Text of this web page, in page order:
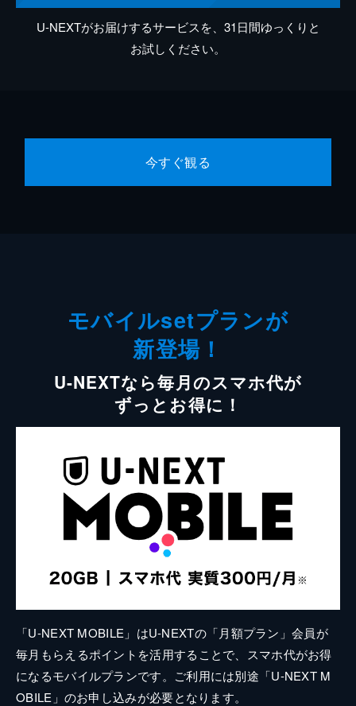
U-NEXTがお届けするサービスを、31日間ゆっくりと
お試しください。
今すぐ観る
モバイルsetプランが
新登場！
U-NEXTなら毎月のスマホ代が
ずっとお得に！
「U-NEXT MOBILE」はU-NEXTの「月額プラン」会員が
毎月もらえるポイントを活用することで、スマホ代がお得
になるモバイルプランです。ご利用には別途「U-NEXT M
OBILE」のお申し込みが必要となります。